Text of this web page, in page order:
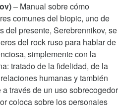
– Manual sobre cómo
comunes del biopic, uno de
del presente, Serebrennikov, se
del rock ruso para hablar de
simplemente con la
tratado de la fidelidad, de la
humanas y también
través de un uso sobrecogedor
coloca sobre los personajes